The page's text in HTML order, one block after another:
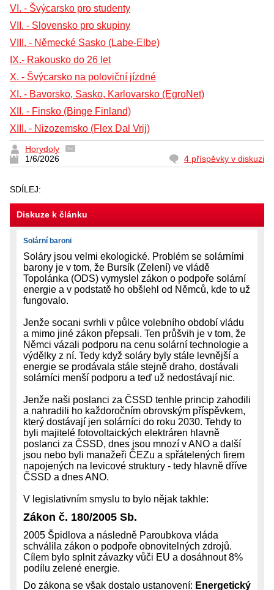
VI. - Švýcarsko pro studenty
VII. - Slovensko pro skupiny
VIII. - Německé Sasko (Labe-Elbe)
IX.- Rakousko do 26 let
X. - Švýcarsko na poloviční jízdné
XI. - Bavorsko, Sasko, Karlovarsko (EgroNet)
XII. - Finsko (Binge Finland)
XIII. - Nizozemsko (Flex Dal Vrij)
Horydoly
1/6/2026
4 příspěvky v diskuzi
SDÍLEJ:
Diskuze k článku
Solární baroni
Soláry jsou velmi ekologické. Problém se solárními
barony je v tom, že Bursík (Zelení) ve vládě
Topolánka (ODS) vymyslel zákon o podpoře solární
energie a v podstatě ho obšlehl od Němců, kde to už
fungovalo.
Jenže socani svrhli v půlce volebního období vládu
a mimo jiné zákon přepsali. Ten průšvih je v tom, že
Němci vázali podporu na cenu solární technologie a
výdělky z ní. Tedy když soláry byly stále levnější a
energie se prodávala stále stejně draho, dostávali
solárníci menší podporu a teď už nedostávají nic.
Jenže naši poslanci za ČSSD tenhle princip zahodili
a nahradili ho každoročním obrovským příspěvkem,
který dostávají jen solárníci do roku 2030. Tehdy to
byli majitelé fotovoltaických elektráren hlavně
poslanci za ČSSD, dnes jsou mnozí v ANO a další
jsou nebo byli manažeři ČEZu a spřátelených firem
napojených na levicové struktury - tedy hlavně dříve
ČSSD a dnes ANO.
V legislativním smyslu to bylo nějak takhle:
Zákon č. 180/2005 Sb.
2005 Špidlova a následně Paroubkova vláda
schválila zákon o podpoře obnovitelných zdrojů.
Cílem bylo splnit závazky vůči EU a dosáhnout 8%
podílu zelené energie.
Do zákona se však dostalo ustanovení: Energetický